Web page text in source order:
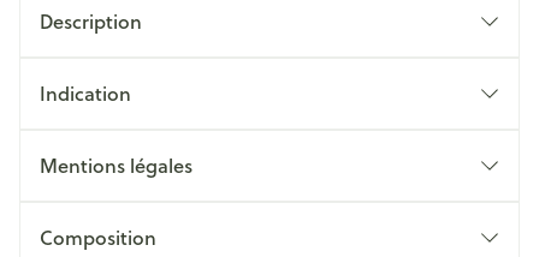
Description
Indication
Mentions légales
Composition